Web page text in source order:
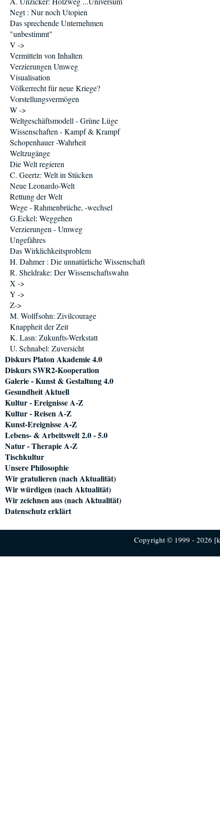
Negt : Nur noch Utopien
Das sprechende Unternehmen
"unbestimmt"
V ->
Vermitteln von Inhalten
Verzierungen Umweg
Visualisation
Völkerrecht für neue Kriege?
Vorstellungsvermögen
W ->
Weltgeschäftsmodell - Grüne Lüge
Wissenschaften - Kampf & Krampf
Schopenhauer -Wahrheit
Weltzugänge
Die Welt regieren
C. Geertz: Welt in Stücken
Neue Leonardo-Welt
Rettung der Welt
Wege - Rahmenbrüche, -wechsel
G.Eckel: Weggehen
Verzierungen - Umweg
Ungefähres
Das Wirklichkeitsproblem
H. Dahmer : Die unnatürliche Wissenschaft
R. Sheldrake: Der Wissenschaftswahn
X ->
Y ->
Z->
M. Wolffsohn: Zivilcourage
Knappheit der Zeit
K. Lasn: Zukunfts-Werkstatt
U. Schnabel: Zuversicht
Diskurs Platon Akademie 4.0
Diskurs SWR2-Kooperation
Galerie - Kunst & Gestaltung 4.0
Gesundheit Aktuell
Kultur - Ereignisse A-Z
Kultur - Reisen A-Z
Kunst-Ereignisse A-Z
Lebens- & Arbeitswelt 2.0 - 5.0
Natur - Therapie A-Z
Tischkultur
Unsere Philosophie
Wir gratulieren (nach Aktualität)
Wir würdigen (nach Aktualität)
Wir zeichnen aus (nach Aktualität)
Datenschutz erklärt
Copyright © 1999 - 2026